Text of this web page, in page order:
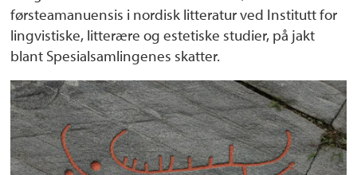
førsteamanuensis i nordisk litteratur ved Institutt for
lingvistiske, litterære og estetiske studier, på jakt
blant Spesialsamlingenes skatter.